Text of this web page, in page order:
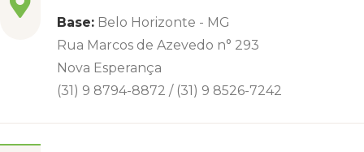
Base: Belo Horizonte - MG
Rua Marcos de Azevedo n° 293
Nova Esperança
(31) 9 8794-8872 / (31) 9 8526-7242